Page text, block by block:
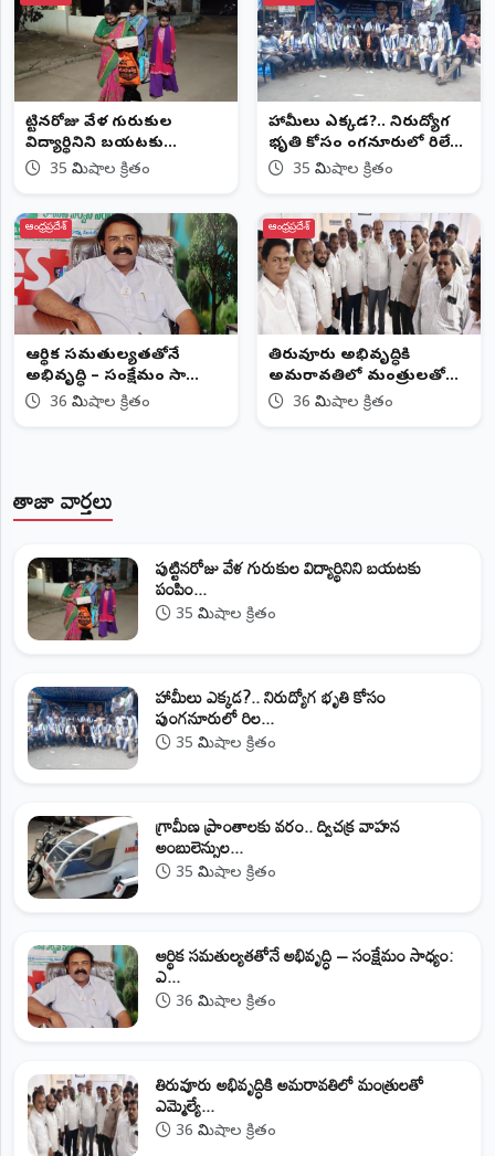
పుట్టినరోజు వేళ గురుకుల
విద్యార్థినిని బయటకు
పంపించారంటూ ఆరోపణలు
35 నిమిషాల క్రితం
హామీలు ఎక్కడ?.. నిరుద్యోగ
భృతి కోసం పుంగనూరులో రిలే
దీక్షలు!..35 నిమిషాల క్రితం
ఆంధ్రప్రదేశ్
ఆర్థిక సమతుల్యతతోనే
అభివృద్ధి – సంక్షేమం సాధ్యం:
ఎం. సునీల్ కుమార్
36 నిమిషాల క్రితం
ఆంధ్రప్రదేశ్
తిరువూరు అభివృద్ధికి
అమరావతిలో మంత్రులతో
ఎమ్మెల్యే వరుస భేటీలు
36 నిమిషాల క్రితం
తాజా వార్తలు
పుట్టినరోజు వేళ గురుకుల విద్యార్థినిని బయటకు
పంపిం...
35 నిమిషాల క్రితం
హామీలు ఎక్కడ?.. నిరుద్యోగ భృతి కోసం
పుంగనూరులో రిల...
35 నిమిషాల క్రితం
గ్రామీణ ప్రాంతాలకు వరం.. ద్విచక్ర వాహన
అంబులెన్సుల...
35 నిమిషాల క్రితం
ఆర్థిక సమతుల్యతతోనే అభివృద్ధి – సంక్షేమం సాధ్యం:
ఎ...
36 నిమిషాల క్రితం
తిరువూరు అభివృద్ధికి అమరావతిలో మంత్రులతో
ఎమ్మెల్యే...
36 నిమిషాల క్రితం